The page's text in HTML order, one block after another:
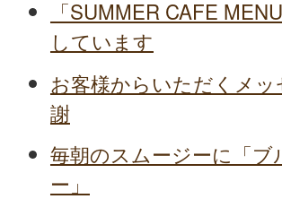
「SUMMER CAFE
しています
お客様からいただくメ
謝
毎朝のスムージーに「ブ
ー」